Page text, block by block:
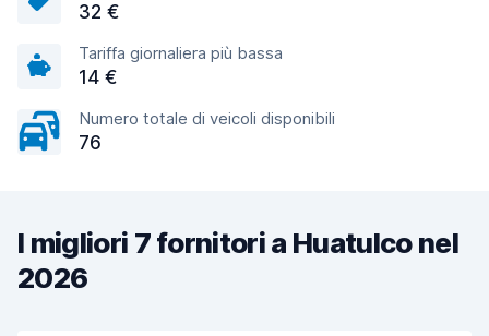
32 €
Tariffa giornaliera più bassa
14 €
Numero totale di veicoli disponibili
76
I migliori 7 fornitori a Huatulco nel
2026